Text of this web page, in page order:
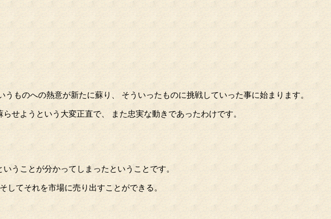
ものへの熱意が新たに蘇り、 そういったものに挑戦していった事に始まります。
せようという大変正直で、 また忠実な動きであったわけです。
うことが分かってしまったということです。
てそれを市場に売り出すことができる。